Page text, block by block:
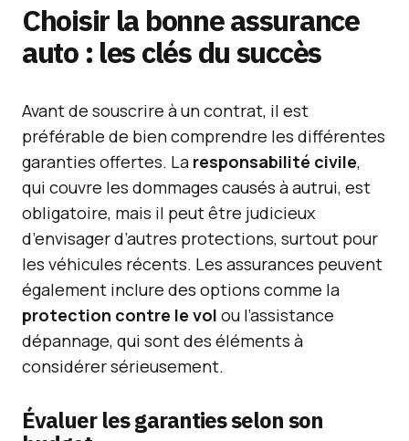
Choisir la bonne assurance
auto : les clés du succès
Avant de souscrire à un contrat, il est
préférable de bien comprendre les différentes
garanties offertes. La responsabilité civile,
qui couvre les dommages causés à autrui, est
obligatoire, mais il peut être judicieux
d’envisager d’autres protections, surtout pour
les véhicules récents. Les assurances peuvent
également inclure des options comme la
protection contre le vol ou l’assistance
dépannage, qui sont des éléments à
considérer sérieusement.
Évaluer les garanties selon son